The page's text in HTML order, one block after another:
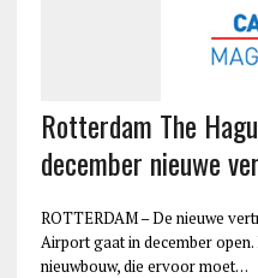
Rotterdam The
december nieuwe
ROTTERDAM – De nieuwe
Airport gaat in december
nieuwbouw, die ervoor moet…